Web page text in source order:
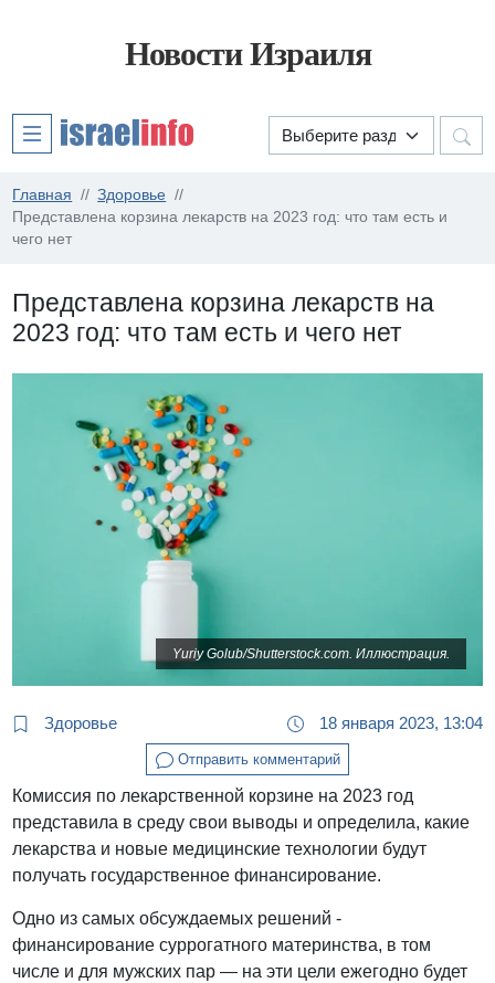
Новости Израиля
Главная
Здоровье
Представлена корзина лекарств на 2023 год: что там есть и
чего нет
Представлена корзина лекарств на
2023 год: что там есть и чего нет
Yuriy Golub/Shutterstock.com. Иллюстрация.
Здоровье 18 января 2023, 13:04
Отправить комментарий
Комиссия по лекарственной корзине на 2023 год
представила в среду свои выводы и определила, какие
лекарства и новые медицинские технологии будут
получать государственное финансирование.
Одно из самых обсуждаемых решений -
финансирование суррогатного материнства, в том
числе и для мужских пар — на эти цели ежегодно будет